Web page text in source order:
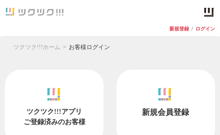
新規登録 / ログイン
ツクツク!!!ホーム お客様ログイン
ツクツク!!!アプリ
ご登録済みのお客様
新規会員登録